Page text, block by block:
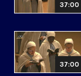
37:00
37:00